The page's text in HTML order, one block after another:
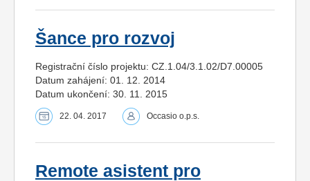
Šance pro rozvoj
Registrační číslo projektu: CZ.1.04/3.1.02/D7.00005
Datum zahájení: 01. 12. 2014
Datum ukončení: 30. 11. 2015
22. 04. 2017 Occasio o.p.s.
Remote asistent pro